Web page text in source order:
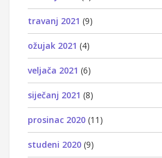
travanj 2021 (9)
ožujak 2021 (4)
veljača 2021 (6)
siječanj 2021 (8)
prosinac 2020 (11)
studeni 2020 (9)